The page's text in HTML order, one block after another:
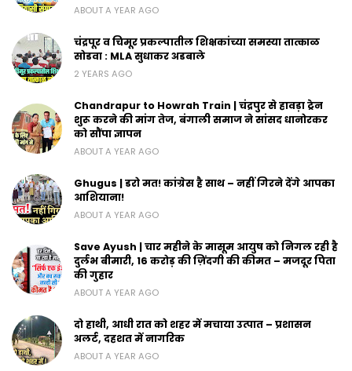
ABOUT A YEAR AGO
चंद्रपूर व चिमूर प्रकल्पातील शिक्षकांच्या समस्या तात्काळ
सोडवा : MLA सुधाकर अडबाले
2 YEARS AGO
Chandrapur to Howrah Train | चंद्रपुर से हावड़ा ट्रेन
शुरू करने की मांग तेज, बंगाली समाज ने सांसद धानोरकर
को सौंपा ज्ञापन
ABOUT A YEAR AGO
Ghugus | डरो मत! कांग्रेस है साथ – नहीं गिरने देंगे आपका
आशियाना!
ABOUT A YEAR AGO
Save Ayush | चार महीने के मासूम आयुष को निगल रही है
दुर्लभ बीमारी, 16 करोड़ की ज़िंदगी की कीमत – मजदूर पिता
की गुहार
ABOUT A YEAR AGO
दो हाथी, आधी रात को शहर में मचाया उत्पात – प्रशासन
अलर्ट, दहशत में नागरिक
ABOUT A YEAR AGO